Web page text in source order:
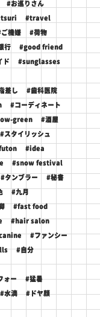
#お巡りさん
#travel
機嫌 #荷物
行 #good friend
ド #sunglasses
差し #歯科医院
#コーディネート
green #酒屋
#スタイリッシュ
#idea
#snow festival
#タンブラー #秘書
#九月
#fast food
#hair salon
#ファンシー
#自分
ォー #猛暑
#水滴 #ドヤ顔